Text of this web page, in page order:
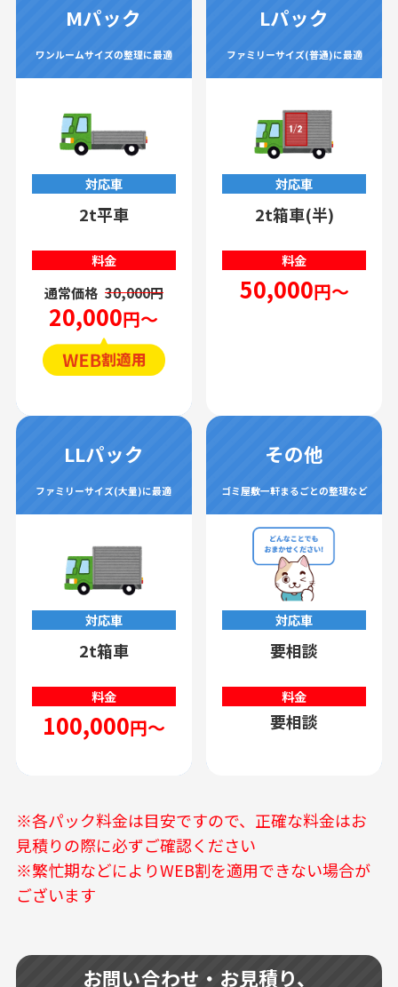
Mパック
ワンルームサイズの整理に最適
対応車
2t平車
料金
通常価格 30,000円
20,000円～
Lパック
ファミリーサイズ(普通)に最適
対応車
2t箱車(半)
料金
50,000円～
LLパック
ファミリーサイズ(大量)に最適
対応車
2t箱車
料金
100,000円～
その他
ゴミ屋敷一軒まるごとの整理など
対応車
要相談
料金
要相談
※各パック料金は目安ですので、正確な料金はお
見積りの際に必ずご確認ください
※繁忙期などによりWEB割を適用できない場合が
ございます
お問い合わせ・お見積り、